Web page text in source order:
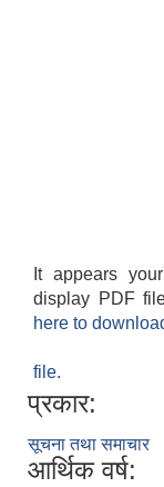
It appears
display PDF
here to
file.
प्रकार:
सूचना तथा समाचार
आर्थिक वर्ष: